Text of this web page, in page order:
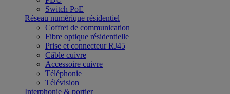
Switch PoE
Réseau numérique résidentiel
Coffret de communication
Fibre optique résidentielle
Prise et connecteur RJ45
Câble cuivre
Accessoire cuivre
Téléphonie
Télévision
Interphonie & portier